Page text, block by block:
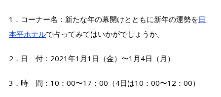
1．コーナー名：新たな年の幕開けとともに新年の運勢を日
本平ホテルで占ってみてはいかがでしょうか。
2．日 付：2021年1月1日（金）〜1月4日（月）
3．時 間：10：00〜17：00（4日は10：00〜12：00）